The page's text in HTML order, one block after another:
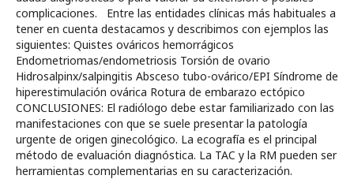
complicaciones. Entre las entidades clínicas más habituales a
tener en cuenta destacamos y describimos con ejemplos las
siguientes: Quistes ováricos hemorrágicos
Endometriomas/endometriosis Torsión de ovario
Hidrosalpinx/salpingitis Absceso tubo-ovárico/EPI Síndrome de
hiperestimulación ovárica Rotura de embarazo ectópico
CONCLUSIONES: El radiólogo debe estar familiarizado con las
manifestaciones con que se suele presentar la patología
urgente de origen ginecológico. La ecografía es el principal
método de evaluación diagnóstica. La TAC y la RM pueden ser
herramientas complementarias en su caracterización.